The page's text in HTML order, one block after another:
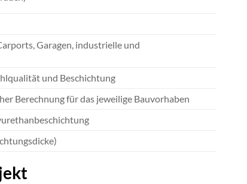
Garagen, industrielle und
und Beschichtung
Berechnung für das jeweilige Bauvorhaben